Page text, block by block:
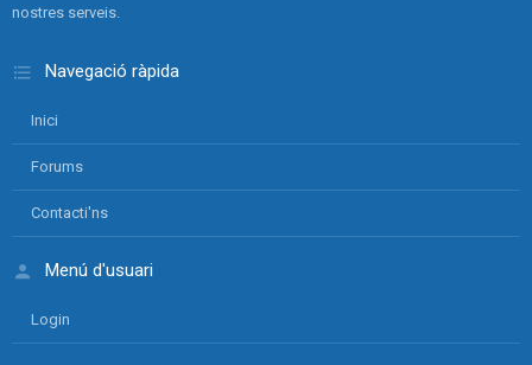
nostres serveis.
Navegació ràpida
Inici
Forums
Contacti'ns
Menú d'usuari
Login